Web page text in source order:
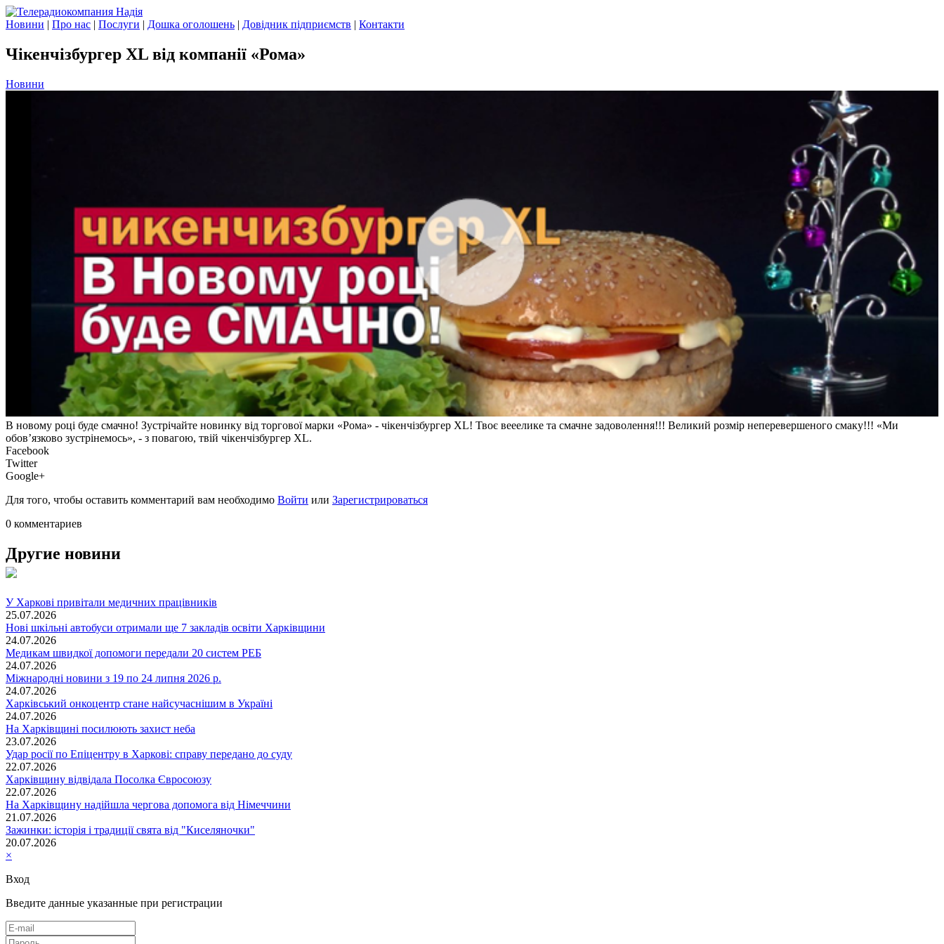
Новини | Про нас | Послуги | Дошка оголошень | Довідник підприємств | Контакти
Чікенчізбургер XL від компанії «Рома»
Новини
В новому році буде смачно! Зустрічайте новинку від торгової марки «Рома» - чікенчізбургер XL! Твоє вееелике та смачне задоволення!!! Великий розмір неперевершеного смаку!!! «Ми
обов’язково зустрінемось», - з повагою, твій чікенчізбургер XL.
Facebook
Twitter
Google+
Для того, чтобы оставить комментарий вам необходимо Войти или Зарегистрироваться
0 комментариев
Другие новини
У Харкові привітали медичних працівників
25.07.2026
Нові шкільні автобуси отримали ще 7 закладів освіти Харківщини
24.07.2026
Медикам швидкої допомоги передали 20 систем РЕБ
24.07.2026
Міжнародні новини з 19 по 24 липня 2026 р.
24.07.2026
Харківський онкоцентр стане найсучаснішим в Україні
24.07.2026
На Харківщині посилюють захист неба
23.07.2026
Удар росії по Епіцентру в Харкові: справу передано до суду
22.07.2026
Харківщину відвідала Посолка Євросоюзу
22.07.2026
На Харківщину надійшла чергова допомога від Німеччини
21.07.2026
Зажинки: історія і традиції свята від "Киселяночки"
20.07.2026
×
Вход
Введите данные указанные при регистрации